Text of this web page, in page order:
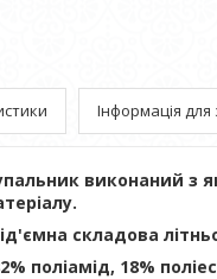
Інформація
виконаний з
складова
поліамід, 18%